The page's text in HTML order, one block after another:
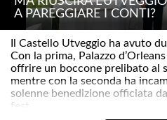
A PAREGGIARE I CONTI?
Il Castello Utveggio ha avuto
Con la prima, Palazzo
offrire un boccone prelibato al
mentre con la seconda ha
solenne benedizione officiata
fest..